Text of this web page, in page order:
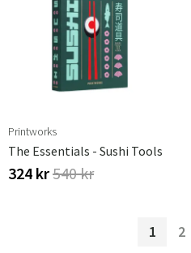
Printworks
The Essentials - Sushi Tools
324 kr540 kr
1 2